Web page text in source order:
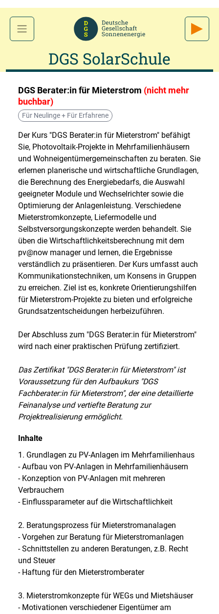
DGS SolarSchule
DGS Berater:in für Mieterstrom (nicht mehr
buchbar)
Für Neulinge + Für Erfahrene
Der Kurs "DGS Berater:in für Mieterstrom" befähigt
Sie, Photovoltaik-Projekte in Mehrfamilienhäusern
und Wohneigentümergemeinschaften zu beraten. Sie
erlernen planerische und wirtschaftliche Grundlagen,
die Berechnung des Energiebedarfs, die Auswahl
geeigneter Module und Wechselrichter sowie die
Optimierung der Anlagenleistung. Verschiedene
Mieterstromkonzepte, Liefermodelle und
Selbstversorgungskonzepte werden behandelt. Sie
üben die Wirtschaftlichkeitsberechnung mit dem
pv@now manager und lernen, die Ergebnisse
verständlich zu präsentieren. Der Kurs umfasst auch
Kommunikationstechniken, um Konsens in Gruppen
zu erreichen. Ziel ist es, konkrete Orientierungshilfen
für Mieterstrom-Projekte zu bieten und erfolgreiche
Grundsatzentscheidungen herbeizuführen.
Der Abschluss zum "DGS Berater:in für Mieterstrom"
wird nach einer praktischen Prüfung zertifiziert.
Das Zertifikat "DGS Berater:in für Mieterstrom" ist
Voraussetzung für den Aufbaukurs "DGS
Fachberater:in für Mieterstrom", der eine detaillierte
Feinanalyse und vertiefte Beratung zur
Projektrealisierung ermöglicht.
Inhalte
1. Grundlagen zu PV-Anlagen im Mehrfamilienhaus
- Aufbau von PV-Anlagen in Mehrfamilienhäusern
- Konzeption von PV-Anlagen mit mehreren
Verbrauchern
- Einflussparameter auf die Wirtschaftlichkeit
2. Beratungsprozess für Mieterstromanalagen
- Vorgehen zur Beratung für Mieterstromanlagen
- Schnittstellen zu anderen Beratungen, z.B. Recht
und Steuer
- Haftung für den Mieterstromberater
3. Mieterstromkonzepte für WEGs und Mietshäuser
- Motivationen verschiedener Eigentümer am